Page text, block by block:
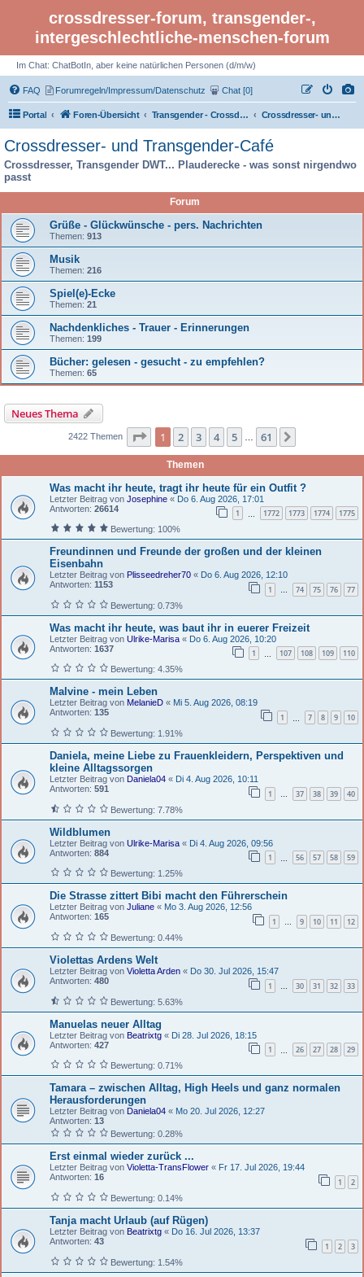
crossdresser-forum, transgender-,
intergeschlechtliche-menschen-forum
Im Chat: ChatBotIn, aber keine natürlichen Personen (d/m/w)
FAQ Forumregeln/Impressum/Datenschutz Chat [0]
Portal Foren-Übersicht Transgender - Crossdresser-Forum Crossdresser- und Transgender-Café
Crossdresser- und Transgender-Café
Crossdresser, Transgender DWT... Plauderecke - was sonst nirgendwo
passt
Forum
Grüße - Glückwünsche - pers. Nachrichten
Themen: 913
Musik
Themen: 216
Spiel(e)-Ecke
Themen: 21
Nachdenkliches - Trauer - Erinnerungen
Themen: 199
Bücher: gelesen - gesucht - zu empfehlen?
Themen: 65
Neues Thema
2422 Themen Seite 1 von 61
1 2 3 4 5 61
Themen
Was macht ihr heute, tragt ihr heute für ein Outfit ?
Letzter Beitrag von Josephine « Do 6. Aug 2026, 17:01
Antworten: 26614 1 1772 1773 1774 1775
Bewertung: 100%
Freundinnen und Freunde der großen und der kleinen
Eisenbahn
Letzter Beitrag von Plisseedreher70 « Do 6. Aug 2026, 12:10
Antworten: 1153 1 … 74 75 76 77
Bewertung: 0.73%
Was macht ihr heute, was baut ihr in euerer Freizeit
Letzter Beitrag von Ulrike-Marisa « Do 6. Aug 2026, 10:20
Antworten: 1637 1 107 108 109 110
Bewertung: 4.35%
Malvine - mein Leben
Letzter Beitrag von MelanieD « Mi 5. Aug 2026, 08:19
Antworten: 135 1 7 8 9 10
Bewertung: 1.91%
Daniela, meine Liebe zu Frauenkleidern, Perspektiven und
kleine Alltagssorgen
Letzter Beitrag von Daniela04 « Di 4. Aug 2026, 10:11
Antworten: 591 1 … 37 38 39 40
Bewertung: 7.78%
Wildblumen
Letzter Beitrag von Ulrike-Marisa « Di 4. Aug 2026, 09:56
Antworten: 884 1 56 57 58 59
Bewertung: 1.25%
Die Strasse zittert Bibi macht den Führerschein
Letzter Beitrag von Juliane « Mo 3. Aug 2026, 12:56
Antworten: 165 1 … 9 10 11 12
Bewertung: 0.44%
Violettas Ardens Welt
Letzter Beitrag von Violetta Arden « Do 30. Jul 2026, 15:47
Antworten: 480 1 … 30 31 32 33
Bewertung: 5.63%
Manuelas neuer Alltag
Letzter Beitrag von Beatrixtg « Di 28. Jul 2026, 18:15
Antworten: 427 1 26 27 28 29
Bewertung: 0.71%
Tamara – zwischen Alltag, High Heels und ganz normalen
Herausforderungen
Letzter Beitrag von Daniela04 « Mo 20. Jul 2026, 12:27
Antworten: 13
Bewertung: 0.28%
Erst einmal wieder zurück ...
Letzter Beitrag von Violetta-TransFlower « Fr 17. Jul 2026, 19:44
Antworten: 16 1 2
Bewertung: 0.14%
Tanja macht Urlaub (auf Rügen)
Letzter Beitrag von Beatrixtg « Do 16. Jul 2026, 13:37
Antworten: 43 1 2 3
Bewertung: 1.54%